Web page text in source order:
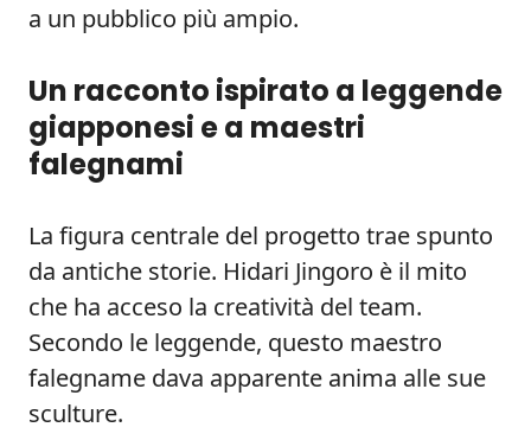
a un pubblico più ampio.
Un racconto ispirato a leggende
giapponesi e a maestri
falegnami
La figura centrale del progetto trae spunto
da antiche storie. Hidari Jingoro è il mito
che ha acceso la creatività del team.
Secondo le leggende, questo maestro
falegname dava apparente anima alle sue
sculture.